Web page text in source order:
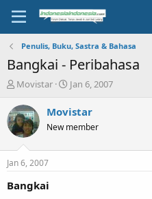
Penulis, Buku, Sastra & Bahasa
Bangkai - Peribahasa
T
r
e
a
t
a
Movistar
S
a
t
Jan 6, 2007
Movistar
New member
Jan 6, 2007
Bangkai